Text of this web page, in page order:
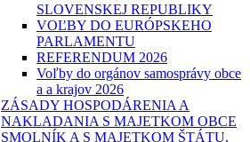
SLOVENSKEJ REPUBLIKY
VOĽBY DO EURÓPSKEHO
PARLAMENTU
REFERENDUM 2026
Voľby do orgánov samosprávy obce
a a krajov 2026
ZÁSADY HOSPODÁRENIA A
NAKLADANIA S MAJETKOM OBCE
SMOLNÍK A S MAJETKOM ŠTÁTU,